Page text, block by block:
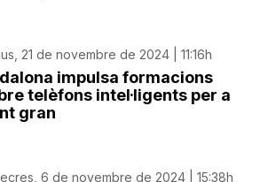
21 de novembre de 2024 | 11:16h
impulsa formacions
telèfons intel·ligents per a
gran
6 de novembre de 2024 | 15:38h